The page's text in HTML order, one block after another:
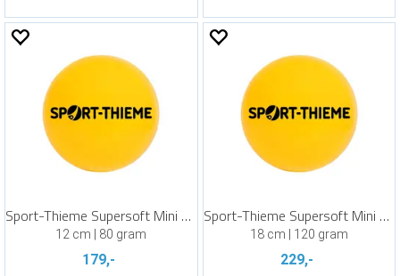
Sport-Thieme Supersoft Mini ball
12 cm | 80 gram
179,-
Sport-Thieme Supersoft Mini ball
18 cm | 120 gram
229,-